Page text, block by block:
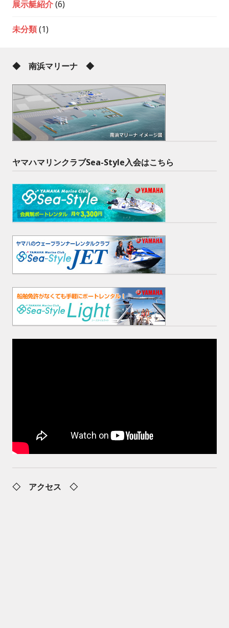
展示艇紹介(6)
未分類(1)
◆ 南浜マリーナ ◆
ヤマハマリンクラブSea-Style入会はこちら
◇ アクセス ◇